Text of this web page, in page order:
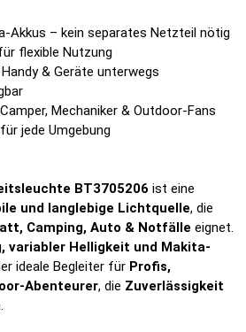
Akkus – kein separates Netzteil nötig
flexible Nutzung
& Geräte unterwegs
Mechaniker & Outdoor-Fans
jede Umgebung
BT3705206 ist eine
und langlebige Lichtquelle, die
Camping, Auto & Notfälle eignet.
variabler Helligkeit und Makita-
ideale Begleiter für Profis,
Abenteurer, die Zuverlässigkeit